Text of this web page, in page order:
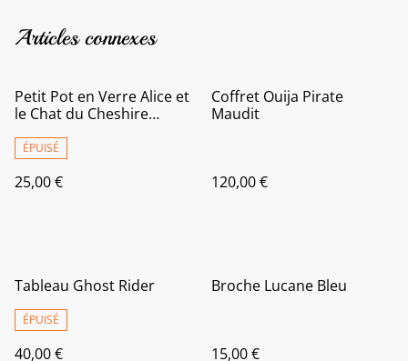
Articles connexes
Petit Pot en Verre Alice et
le Chat du Cheshire
ÉPUISÉ
25,00 €
Coffret Ouija Pirate
Maudit
120,00 €
Tableau Ghost Rider
ÉPUISÉ
40,00 €
Broche Lucane Bleu
15,00 €